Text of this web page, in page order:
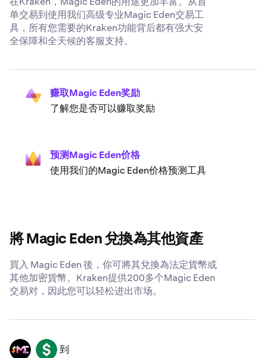
单交易到使用我们高级专业Magic Eden交易工
具，所有您需要的Kraken功能背后都有强大安
全保障和全天候的客服支持。
赚取Magic Eden奖励
了解您是否可以赚取奖励
预测Magic Eden价格
使用我们的Magic Eden价格预测工具
將 Magic Eden 兌換為其他資產
買入 Magic Eden 後，你可將其兌換為法定貨幣或
其他加密貨幣。Kraken提供200多个Magic Eden
交易对，因此您可以轻松进出市场。
ME USD 到